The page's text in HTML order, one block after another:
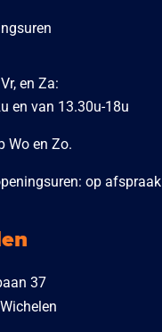
en Za:
en van 13.30u-18u
Wo en Zo.
op afspraak
37